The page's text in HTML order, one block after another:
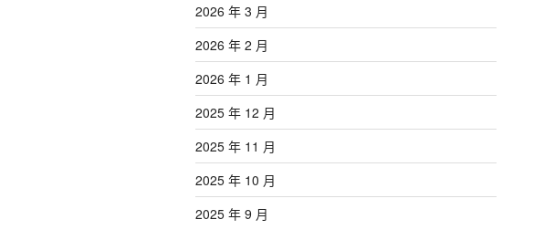
2026 年 3 月
2026 年 2 月
2026 年 1 月
2025 年 12 月
2025 年 11 月
2025 年 10 月
2025 年 9 月